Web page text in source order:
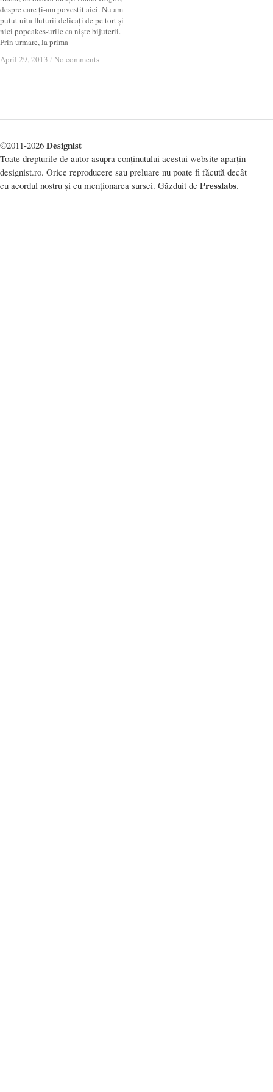
despre care ți-am povestit aici. Nu am
putut uita fluturii delicați de pe tort și
nici popcakes-urile ca niște bijuterii.
Prin urmare, la prima
April 29, 2013 / No comments
April 29, 2013 / No comments
©2011-2026 Designist
Toate drepturile de autor asupra conținutului acestui website aparțin
designist.ro. Orice reproducere sau preluare nu poate fi făcută decât
cu acordul nostru și cu menționarea sursei. Găzduit de Presslabs.